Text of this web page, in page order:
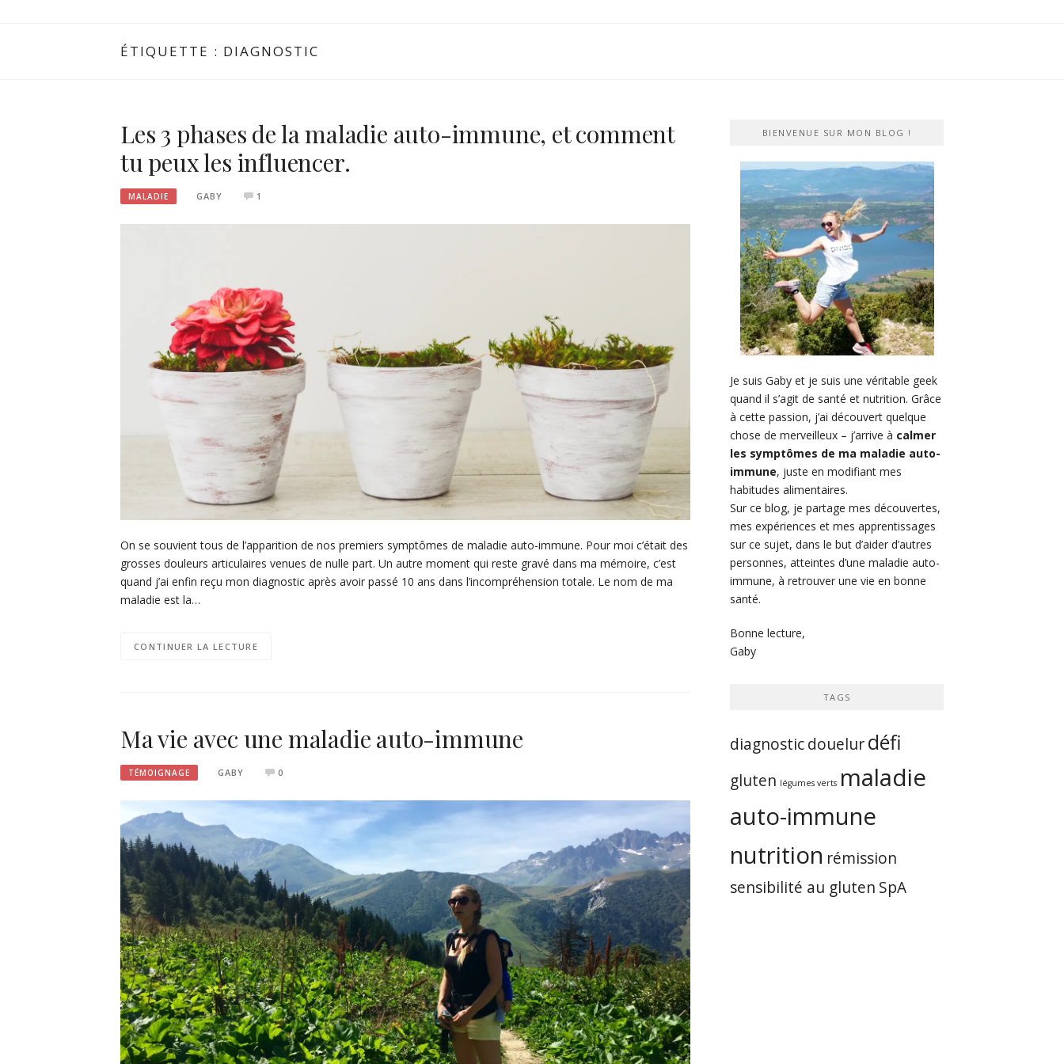
ÉTIQUETTE : DIAGNOSTIC
Les 3 phases de la maladie auto-immune, et comment
tu peux les influencer.
MALADIE GABY 1
On se souvient tous de l’apparition de nos premiers symptômes de maladie auto-immune. Pour moi c’était des
grosses douleurs articulaires venues de nulle part. Un autre moment qui reste gravé dans ma mémoire, c’est
quand j’ai enfin reçu mon diagnostic après avoir passé 10 ans dans l’incompréhension totale. Le nom de ma
maladie est la…
CONTINUER LA LECTURE
Ma vie avec une maladie auto-immune
TÉMOIGNAGE GABY 0
BIENVENUE SUR MON BLOG !
Je suis Gaby et je suis une véritable geek
quand il s’agit de santé et nutrition. Grâce
à cette passion, j’ai découvert quelque
chose de merveilleux – j’arrive à calmer
les symptômes de ma maladie auto-
immune, juste en modifiant mes
habitudes alimentaires.
Sur ce blog, je partage mes découvertes,
mes expériences et mes apprentissages
sur ce sujet, dans le but d’aider d’autres
personnes, atteintes d’une maladie auto-
immune, à retrouver une vie en bonne
santé.
Bonne lecture,
Gaby
TAGS
diagnosticdouelurdéfi
gluten légumes verts maladie
auto-immune
nutrition rémission
sensibilité au gluten SpA